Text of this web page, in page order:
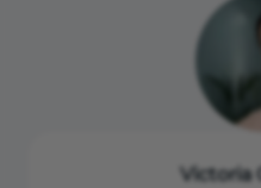
Victoria